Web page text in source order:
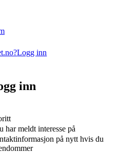
Logg inn
inn
har meldt interesse på
på nytt hvis du